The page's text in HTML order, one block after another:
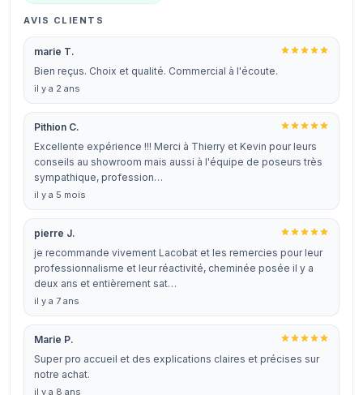
AVIS CLIENTS
marie T.
Bien reçus. Choix et qualité. Commercial à l'écoute.
il y a 2 ans
Pithion C.
Excellente expérience !!! Merci à Thierry et Kevin pour leurs
conseils au showroom mais aussi à l'équipe de poseurs très
sympathique, profession…
il y a 5 mois
pierre J.
je recommande vivement Lacobat et les remercies pour leur
professionnalisme et leur réactivité, cheminée posée il y a
deux ans et entièrement sat…
il y a 7 ans
Marie P.
Super pro accueil et des explications claires et précises sur
notre achat.
il y a 8 ans